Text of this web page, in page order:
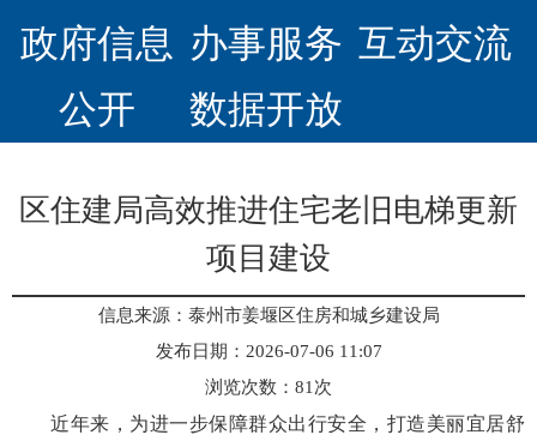
政府信息
公开
办事服务 互动交流
数据开放
区住建局高效推进住宅老旧电梯更新
项目建设
信息来源：泰州市姜堰区住房和城乡建设局
发布日期：2026-07-06 11:07
浏览次数： 81 次
近年来，为进一步保障群众出行安全，打造美丽宜居舒